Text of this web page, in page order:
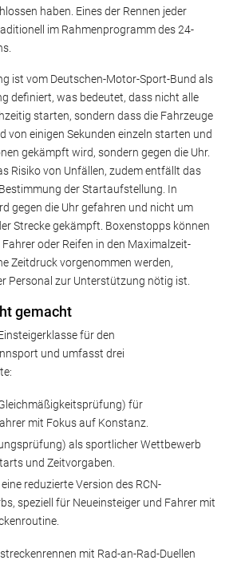
haben. Eines der Rennen jeder
im Rahmenprogramm des 24-
ist vom Deutschen-Motor-Sport-Bund als
definiert, was bedeutet, dass nicht alle
starten, sondern dass die Fahrzeuge
von einigen Sekunden einzeln starten und
gekämpft wird, sondern gegen die Uhr.
Risiko von Unfällen, zudem entfällt das
der Startaufstellung. In
gegen die Uhr gefahren und nicht um
Strecke gekämpft. Boxenstopps können
oder Reifen in den Maximalzeit-
Zeitdruck vorgenommen werden,
Personal zur Unterstützung nötig ist.
gemacht
für den
und umfasst drei
für
mit Fokus auf Konstanz.
als sportlicher Wettbewerb
und Zeitvorgaben.
reduzierte Version des RCN-
speziell für Neueinsteiger und Fahrer mit
mit Rad-an-Rad-Duellen